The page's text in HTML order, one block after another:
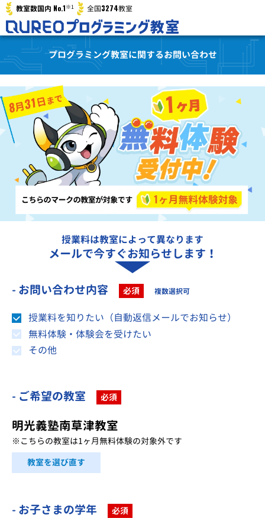
教室数国内 No.1※1 全国3274教室
プログラミング教室に関するお問い合わせ
授業料は教室によって異なります
メールで今すぐお知らせします！
- お問い合わせ内容 必須 複数選択可
授業料を知りたい（自動返信メールでお知らせ）
無料体験・体験会を受けたい
その他
- ご希望の教室 必須
明光義塾南草津教室
※こちらの教室は1ヶ月無料体験の対象外です
教室を選び直す
- お子さまの学年 必須